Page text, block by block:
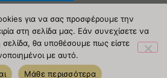
2020 © Δήμος Ιλίου
by Evolutionprojects
για να σας προσφέρουμε την
στη σελίδα μας. Εάν συνεχίσετε να
σελίδα, θα υποθέσουμε πως είστε
με αυτό.
Μάθε περισσότερα